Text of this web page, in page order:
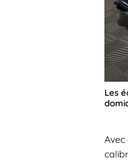
Les
Avec